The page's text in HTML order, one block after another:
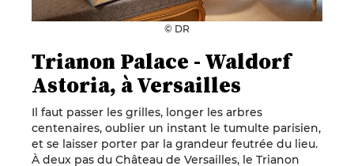
© DR
Trianon Palace - Waldorf
Astoria, à Versailles
Il faut passer les grilles, longer les arbres
centenaires, oublier un instant le tumulte parisien,
et se laisser porter par la grandeur feutrée du lieu.
À deux pas du Château de Versailles, le Trianon